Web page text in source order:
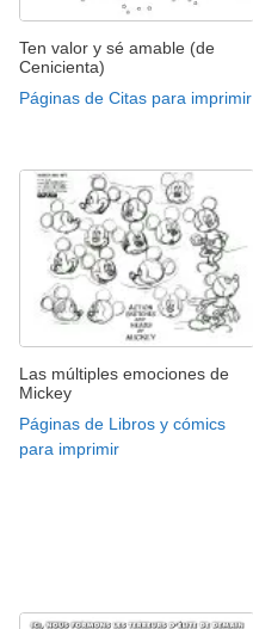
Ten valor y sé amable (de
Cenicienta)
Páginas de Citas para imprimir
Las múltiples emociones de
Mickey
Páginas de Libros y cómics
para imprimir